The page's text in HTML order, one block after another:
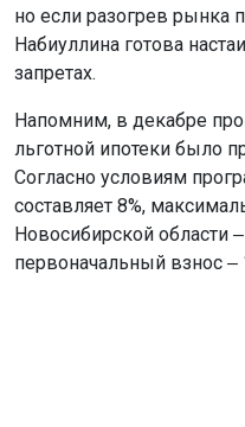
но если разогрев рынка
Набиуллина готова
запретах.
Напомним, в декабре
льготной ипотеки было
Согласно условиям
составляет 8%,
Новосибирской области
первоначальный взнос ‒